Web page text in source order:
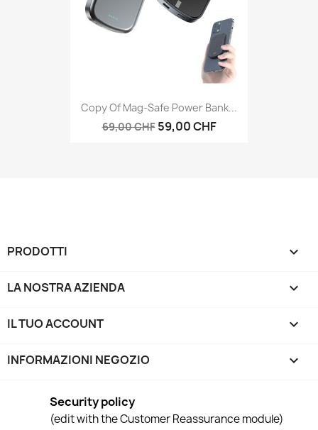
Copy Of Mag-Safe Power Bank...
69,00 CHF 59,00 CHF
PRODOTTI 
LA NOSTRA AZIENDA 
IL TUO ACCOUNT 
INFORMAZIONI NEGOZIO keyboard_arrow_down
Security policy
(edit with the Customer Reassurance module)